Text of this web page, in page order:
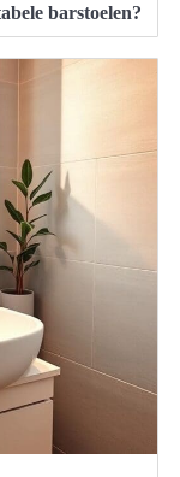
barstoelen?